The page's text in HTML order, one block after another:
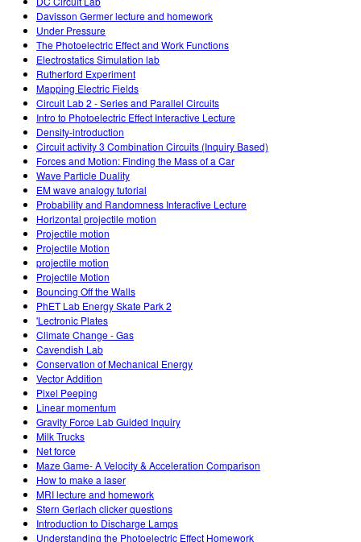
Davisson Germer lecture and homework
Under Pressure
The Photoelectric Effect and Work Functions
Electrostatics Simulation lab
Rutherford Experiment
Mapping Electric Fields
Circuit Lab 2 - Series and Parallel Circuits
Intro to Photoelectric Effect Interactive Lecture
Density-introduction
Circuit activity 3 Combination Circuits (Inquiry Based)
Forces and Motion: Finding the Mass of a Car
Wave Particle Duality
EM wave analogy tutorial
Probability and Randomness Interactive Lecture
Horizontal projectile motion
Projectile motion
Projectile Motion
projectile motion
Projectile Motion
Bouncing Off the Walls
PhET Lab Energy Skate Park 2
'Lectronic Plates
Climate Change - Gas
Cavendish Lab
Conservation of Mechanical Energy
Vector Addition
Pixel Peeping
Linear momentum
Gravity Force Lab Guided Inquiry
Milk Trucks
Net force
Maze Game- A Velocity & Acceleration Comparison
How to make a laser
MRI lecture and homework
Stern Gerlach clicker questions
Introduction to Discharge Lamps
Understanding the Photoelectric Effect Homework